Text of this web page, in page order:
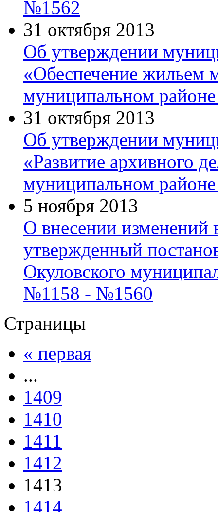
№1562
31 октября 2013
Об утверждении
«Обеспечение жильем
муниципальном
31 октября 2013
Об утверждении
«Развитие архивного
муниципальном
5 ноября 2013
О внесении изменений
утвержденный
Окуловского
№1158 - №1560
Страницы
« первая
...
1409
1410
1411
1412
1413
1414